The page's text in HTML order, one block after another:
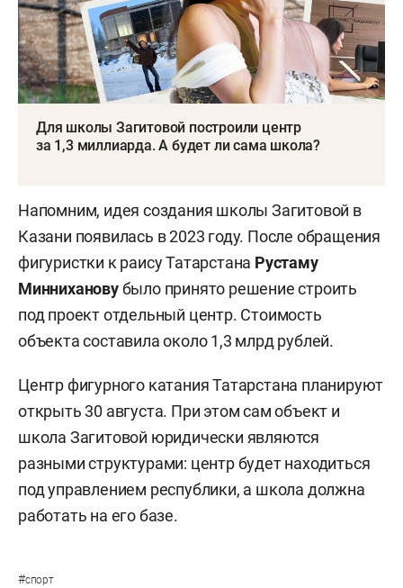
Для школы Загитовой построили центр
за 1,3 миллиарда. А будет ли сама школа?
Напомним, идея создания школы Загитовой в
Казани появилась в 2023 году. После обращения
фигуристки к раису Татарстана Рустаму
Миннихановубыло принято решение строить
под проект отдельный центр. Стоимость
объекта составила около 1,3 млрд рублей.
Центр фигурного катания Татарстана планируют
открыть 30 августа. При этом сам объект и
школа Загитовой юридически являются
разными структурами: центр будет находиться
под управлением республики, а школа должна
работать на его базе.
#спорт